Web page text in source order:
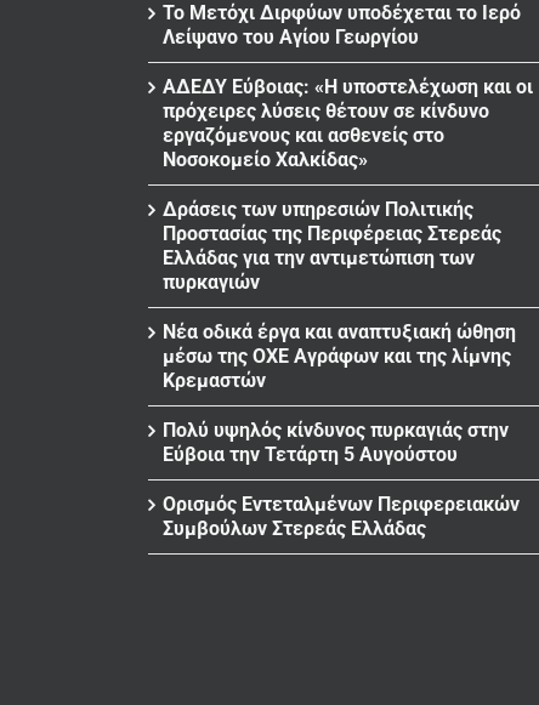
Το Μετόχι Διρφύων υποδέχεται το Ιερό
Λείψανο του Αγίου Γεωργίου
ΑΔΕΔΥ Εύβοιας: «Η υποστελέχωση και οι
πρόχειρες λύσεις θέτουν σε κίνδυνο
εργαζόμενους και ασθενείς στο
Νοσοκομείο Χαλκίδας»
Δράσεις των υπηρεσιών Πολιτικής
Προστασίας της Περιφέρειας Στερεάς
Ελλάδας για την αντιμετώπιση των
πυρκαγιών
Νέα οδικά έργα και αναπτυξιακή ώθηση
μέσω της ΟΧΕ Αγράφων και της λίμνης
Κρεμαστών
Πολύ υψηλός κίνδυνος πυρκαγιάς στην
Εύβοια την Τετάρτη 5 Αυγούστου
Ορισμός Εντεταλμένων Περιφερειακών
Συμβούλων Στερεάς Ελλάδας